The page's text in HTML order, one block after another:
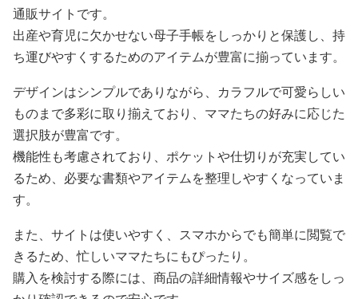
通販サイトです。
出産や育児に欠かせない母子手帳をしっかりと保護し、持
ち運びやすくするためのアイテムが豊富に揃っています。
デザインはシンプルでありながら、カラフルで可愛らしい
ものまで多彩に取り揃えており、ママたちの好みに応じた
選択肢が豊富です。
機能性も考慮されており、ポケットや仕切りが充実してい
るため、必要な書類やアイテムを整理しやすくなっていま
す。
また、サイトは使いやすく、スマホからでも簡単に閲覧で
きるため、忙しいママたちにもぴったり。
購入を検討する際には、商品の詳細情報やサイズ感をしっ